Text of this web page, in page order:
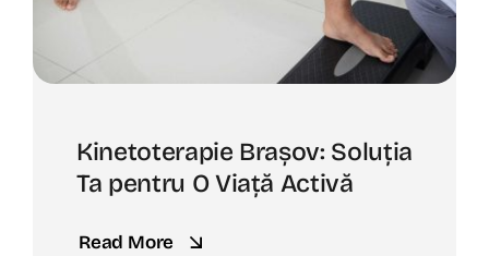
Kinetoterapie Brașov: Soluția
Ta pentru O Viață Activă
Read More